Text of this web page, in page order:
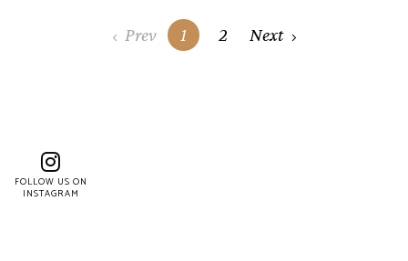
Prev 1 2 Next
FOLLOW US ON
INSTAGRAM